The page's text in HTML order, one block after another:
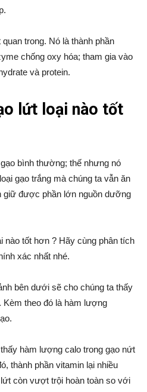
trong. Nó là thành phần
chống oxy hóa; tham gia vào
và protein.
lứt loại nào tốt
bình thường; thế nhưng nó
gạo trắng mà chúng ta vẫn ăn
giữ được phần lớn nguồn dưỡng
nào tốt hơn ? Hãy cùng phân tích
xác nhất nhé.
bên dưới sẽ cho chúng ta thấy
Kèm theo đó là hàm lượng
hàm lượng calo trong gạo nứt
thành phần vitamin lại nhiều
còn vượt trội hoàn toàn so với